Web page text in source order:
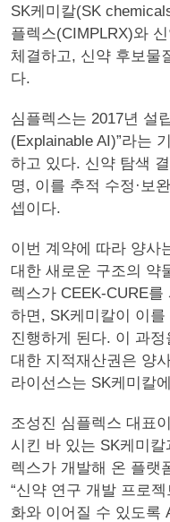
SK케미칼(SK
플렉스(CIMPLRX)와
체결하고, 신약 후보물
다.
심플렉스는 2017년 설
(Explainable AI)”라는
하고 있다. 신약 탐색
명, 이를 추적 수정·보
셉이다.
이번 계약에 따라 양사
대한 새로운 구조의 약
렉스가 CEEK-CURE
하면, SK케미칼이 이
진행하게 된다. 이 과
대한 지적재산권은 양
라이선스는 SK케미칼
조성진 심플렉스 대표
시킨 바 있는 SK케미
렉스가 개발해 온 플랫
“신약 연구 개발 프로
화와 이어질 수 있도록